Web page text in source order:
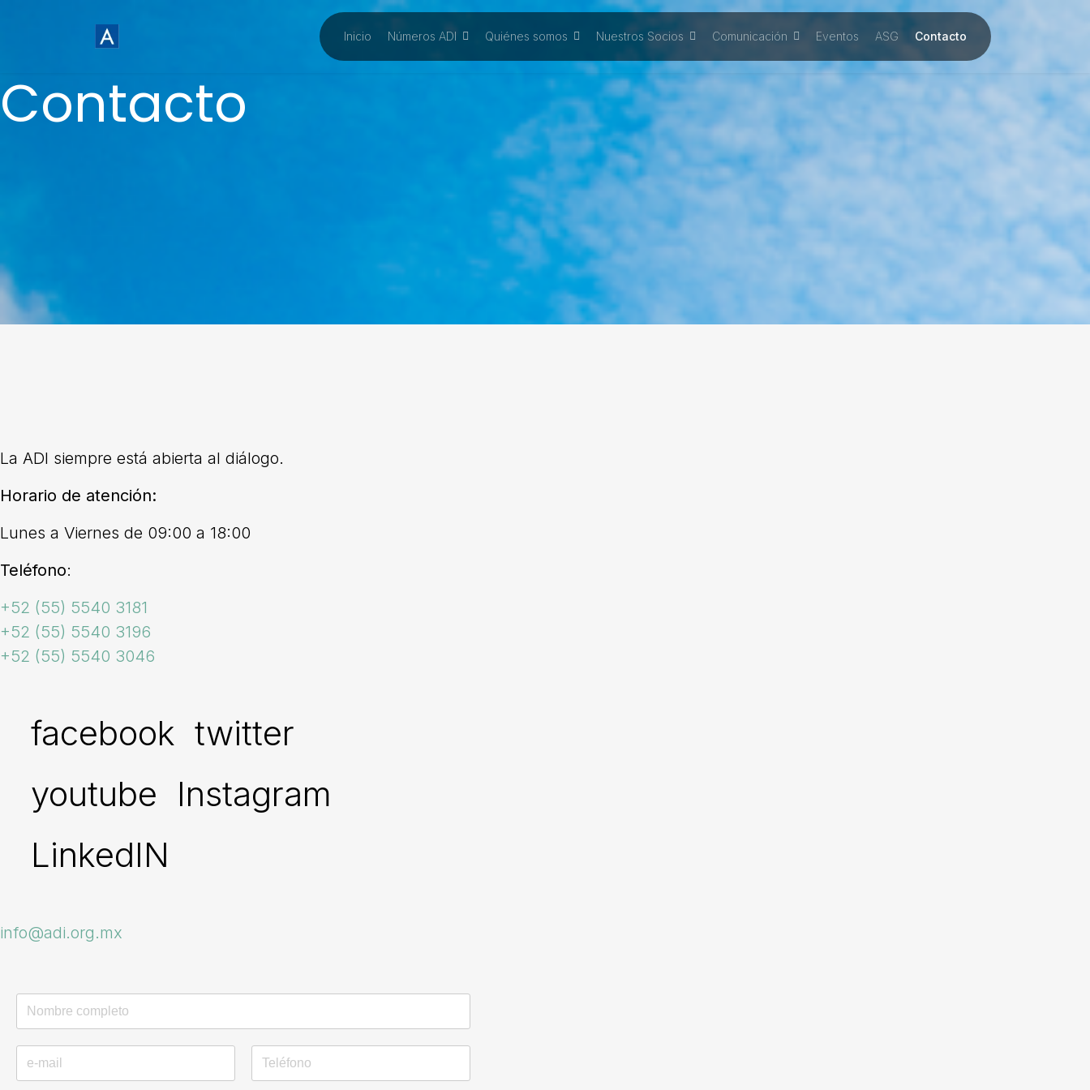
Inicio Números ADI Quiénes somos Nuestros Socios Comunicación Eventos ASG Contacto
Contacto
La ADI siempre está abierta al diálogo.
Horario de atención:
Lunes a Viernes de 09:00 a 18:00
Teléfono:
+52 (55) 5540 3181
+52 (55) 5540 3196
+52 (55) 5540 3046
facebook twitter
youtube Instagram
LinkedIN
info@adi.org.mx